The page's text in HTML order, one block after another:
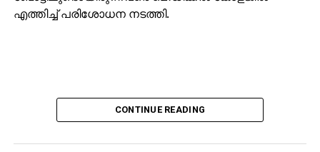
എത്തിച്ച് പരിശോധന നടത്തി.
CONTINUE READING